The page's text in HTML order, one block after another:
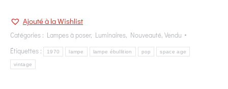
Ajouté à la Wishlist
Catégories : Lampes à poser, Luminaires, Nouveauté, Vendu
Étiquettes :
1970 lampe lampe ébullition pop space age
vintage